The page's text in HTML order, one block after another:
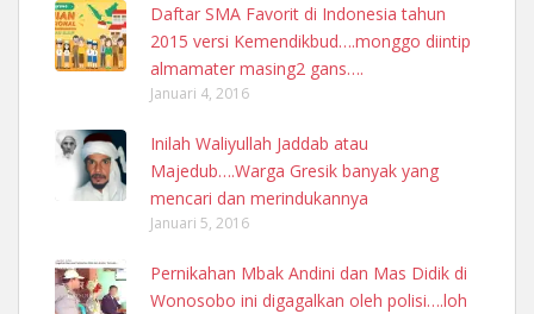
Daftar SMA Favorit di Indonesia tahun
2015 versi Kemendikbud….monggo diintip
almamater masing2 gans….
Januari 4, 2016
Inilah Waliyullah Jaddab atau
Majedub….Warga Gresik banyak yang
mencari dan merindukannya
Januari 5, 2016
Pernikahan Mbak Andini dan Mas Didik di
Wonosobo ini digagalkan oleh polisi….loh